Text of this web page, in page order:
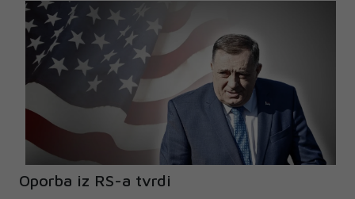
Oporba iz RS-a tvrdi